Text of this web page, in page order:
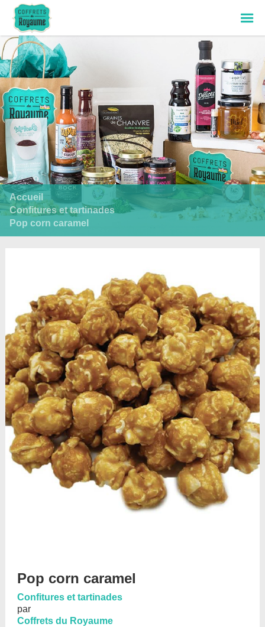
Find results in French
Please search something! :)
Accueil
Confitures et tartinades
Pop corn caramel
Pop corn caramel
Confitures et tartinades
par
Coffrets du Royaume